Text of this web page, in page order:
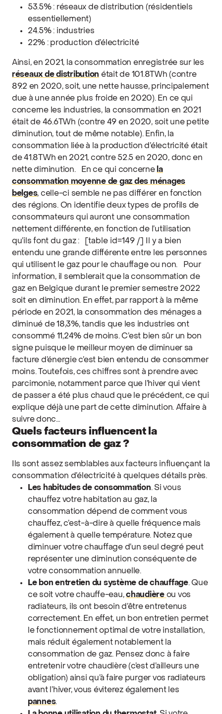
53.5% : réseaux de distribution (résidentiels
essentiellement)
24.5% : industries
22% : production d’électricité
Ainsi, en 2021, la consommation enregistrée sur les
réseaux de distribution était de 101.8TWh (contre
89.2 en 2020, soit, une nette hausse, principalement
due à une année plus froide en 2020). En ce qui
concerne les industries, la consommation en 2021
était de 46.6TWh (contre 49 en 2020, soit une petite
diminution, tout de même notable). Enfin, la
consommation liée à la production d’électricité était
de 41.8TWh en 2021, contre 52.5 en 2020, donc en
nette diminution.
En ce qui concerne la
consommation moyenne de gaz des ménages
belges, celle-ci semble ne pas différer en fonction
des régions. On identifie deux types de profils de
consommateurs qui auront une consommation
nettement différente, en fonction de l’utilisation
qu’ils font du gaz :
[table id=149 /]
Il y a bien
entendu une grande différente entre les personnes
qui utilisent le gaz pour le chauffage ou non.
Pour
information, il semblerait que la consommation de
gaz en Belgique durant le premier semestre 2022
soit en diminution. En effet, par rapport à la même
période en 2021, la consommation des ménages a
diminué de 18,3%, tandis que les industries ont
consommé 11,24% de moins. C’est bien sûr un bon
signe puisque le meilleur moyen de diminuer sa
facture d’énergie c’est bien entendu de consommer
moins. Toutefois, ces chiffres sont à prendre avec
parcimonie, notamment parce que l’hiver qui vient
de passer a été plus chaud que le précédent, ce qui
explique déjà une part de cette diminution. Affaire à
suivre donc…
Quels facteurs influencent la
consommation de gaz ?
Ils sont assez semblables aux facteurs influençant la
consommation d’électricité à quelques détails près.
Les habitudes de consommation. Si vous
chauffez votre habitation au gaz, la
consommation dépend de comment vous
chauffez, c’est-à-dire à quelle fréquence mais
également à quelle température. Notez que
diminuer votre chauffage d’un seul degré peut
représenter une diminution conséquente de
votre consommation annuelle.
Le bon entretien du système de chauffage. Que
ce soit votre chauffe-eau,chaudière ou vos
radiateurs, ils ont besoin d’être entretenus
correctement. En effet, un bon entretien permet
le fonctionnement optimal de votre installation,
mais réduit également notablement la
consommation de gaz. Pensez donc à faire
entretenir votre chaudière (c’est d’ailleurs une
obligation) ainsi qu’à faire purger vos radiateurs
avant l’hiver, vous éviterez également les
pannes.